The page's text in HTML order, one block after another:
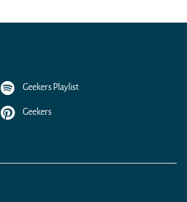
Geekers Playlist
Geekers